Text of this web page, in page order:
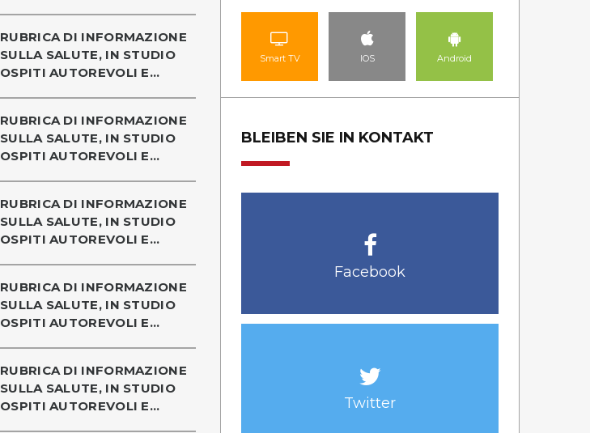
RUBRICA DI INFORMAZIONE
SULLA SALUTE, IN STUDIO
OSPITI AUTOREVOLI E...
RUBRICA DI INFORMAZIONE
SULLA SALUTE, IN STUDIO
OSPITI AUTOREVOLI E...
RUBRICA DI INFORMAZIONE
SULLA SALUTE, IN STUDIO
OSPITI AUTOREVOLI E...
RUBRICA DI INFORMAZIONE
SULLA SALUTE, IN STUDIO
OSPITI AUTOREVOLI E...
RUBRICA DI INFORMAZIONE
SULLA SALUTE, IN STUDIO
OSPITI AUTOREVOLI E...
Smart TV IOS Android
BLEIBEN SIE IN KONTAKT
Facebook
Twitter